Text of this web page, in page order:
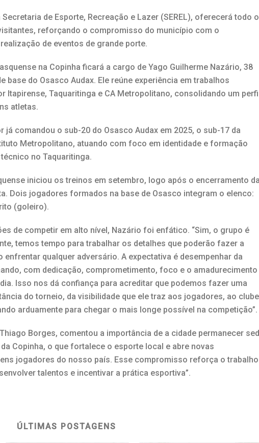
de Esporte, Recreação e Lazer (SEREL), oferecerá todo o
reforçando o compromisso do município com o
de eventos de grande porte.
na Copinha ficará a cargo de Yago Guilherme Nazário, 38
base do Osasco Audax. Ele reúne experiência em trabalhos
Itapirense, Taquaritinga e CA Metropolitano, consolidando um
atletas.
já comandou o sub-20 do Osasco Audax em 2025, o sub-17 da
Metropolitano, atuando com foco em identidade e formação
no Taquaritinga.
iniciou os treinos em setembro, logo após o encerramento
Dois jogadores formados na base de Osasco integram o elenco:
(goleiro).
de competir em alto nível, Nazário foi enfático. “Sim, o grupo é
temos tempo para trabalhar os detalhes que poderão fazer a
qualquer adversário. A expectativa é desempenhar da
com dedicação, comprometimento, foco e o amadurecimento
Isso nos dá confiança para acreditar que podemos fazer uma
do torneio, da visibilidade que ele traz aos jogadores, ao
arduamente para chegar o mais longe possível na competição”.
Borges, comentou a importância de a cidade permanecer
Copinha, o que fortalece o esporte local e abre novas
jogadores do nosso país. Esse compromisso reforça o trabalho
talentos e incentivar a prática esportiva”.
ÚLTIMAS POSTAGENS